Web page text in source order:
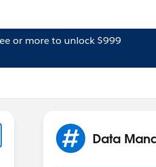
or more to unlock $999
Data